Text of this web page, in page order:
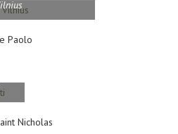
Paolo
Nicholas